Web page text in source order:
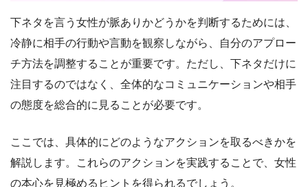
下ネタを言う女性が脈ありかどうかを判断するためには、
冷静に相手の行動や言動を観察しながら、自分のアプロー
チ方法を調整することが重要です。ただし、下ネタだけに
注目するのではなく、全体的なコミュニケーションや相手
の態度を総合的に見ることが必要です。
ここでは、具体的にどのようなアクションを取るべきかを
解説します。これらのアクションを実践することで、女性
の本心を見極めるヒントを得られるでしょう。